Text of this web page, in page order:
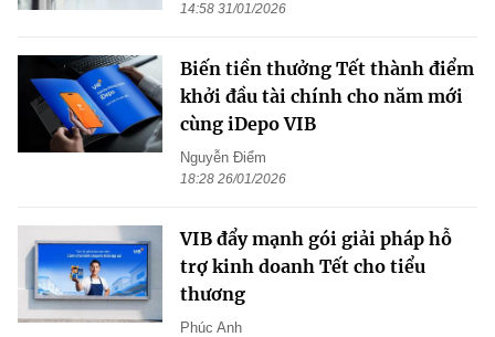
14:58 31/01/2026
Biến tiền thưởng Tết thành điểm
khởi đầu tài chính cho năm mới
cùng iDepo VIB
Nguyễn Điểm
18:28 26/01/2026
VIB đẩy mạnh gói giải pháp hỗ
trợ kinh doanh Tết cho tiểu
thương
Phúc Anh